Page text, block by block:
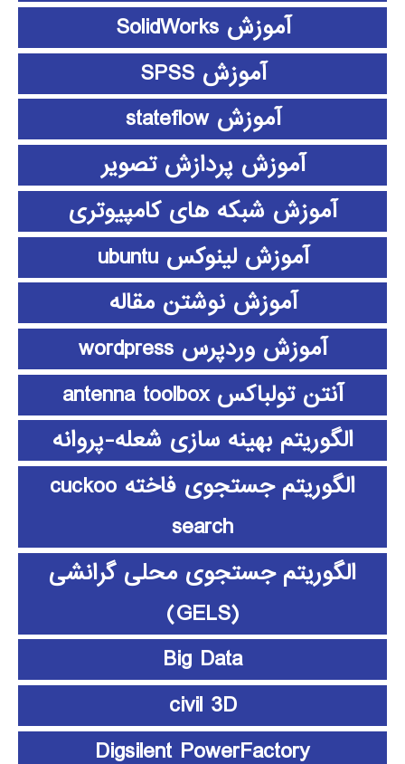
آموزش SolidWorks
آموزش SPSS
آموزش stateflow
آموزش پردازش تصویر
آموزش شبکه های کامپیوتری
آموزش لینوکس ubuntu
آموزش نوشتن مقاله
آموزش وردپرس wordpress
آنتن تولباکس antenna toolbox
الگوریتم بهینه سازی شعله-پروانه
الگوریتم جستجوی فاخته cuckoo
search
الگوریتم جستجوی محلی گرانشی
(GELS)
Big Data
civil 3D
Digsilent PowerFactory